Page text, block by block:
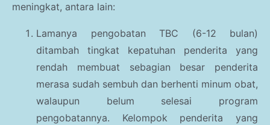
meningkat, antara lain:
Lamanya pengobatan TBC (6-12 bulan)
ditambah tingkat kepatuhan penderita yang
rendah membuat sebagian besar penderita
merasa sudah sembuh dan berhenti minum obat,
walaupun belum selesai program
pengobatannya. Kelompok penderita yang